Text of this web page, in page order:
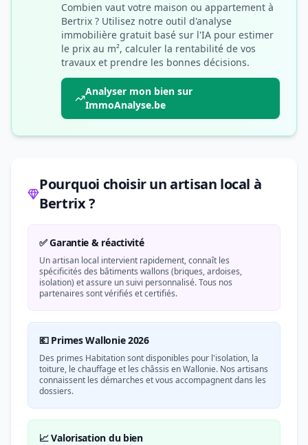
Combien vaut votre maison ou appartement à
Bertrix ? Utilisez notre outil d'analyse
immobilière gratuit basé sur l'IA pour estimer
le prix au m², calculer la rentabilité de vos
travaux et prendre les bonnes décisions.
Analyser mon bien sur
ImmoAnalyse.be
Pourquoi choisir un artisan local à
Bertrix ?
✅ Garantie & réactivité
Un artisan local intervient rapidement, connaît les
spécificités des bâtiments wallons (briques, ardoises,
isolation) et assure un suivi personnalisé. Tous nos
partenaires sont vérifiés et certifiés.
💶 Primes Wallonie 2026
Des primes Habitation sont disponibles pour l'isolation, la
toiture, le chauffage et les châssis en Wallonie. Nos artisans
connaissent les démarches et vous accompagnent dans les
dossiers.
📈 Valorisation du bien